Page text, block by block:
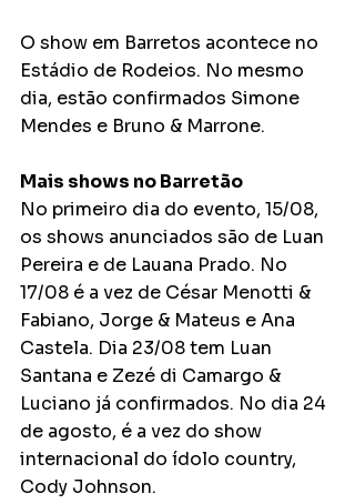
O show em Barretos acontece no
Estádio de Rodeios. No mesmo
dia, estão confirmados Simone
Mendes e Bruno & Marrone.
Mais shows no Barretão
No primeiro dia do evento, 15/08,
os shows anunciados são de Luan
Pereira e de Lauana Prado. No
17/08 é a vez de César Menotti &
Fabiano, Jorge & Mateus e Ana
Castela. Dia 23/08 tem Luan
Santana e Zezé di Camargo &
Luciano já confirmados. No dia 24
de agosto, é a vez do show
internacional do ídolo country,
Cody Johnson.